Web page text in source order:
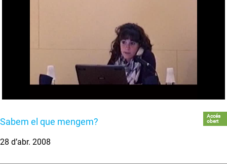
Sabem el que mengem?
Accés
obert
28 d’abr. 2008